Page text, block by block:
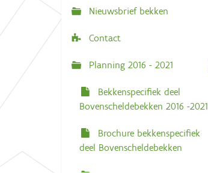
t
Nieuwsbrief bekken
Contact
Planning 2016 - 2021
Bekkenspecifiek deel
Bovenscheldebekken 2016 -2021
Brochure bekkenspecifiek
deel Bovenscheldebekken